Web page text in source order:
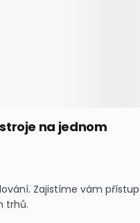
na jednom
Zajistíme vám přístup
trhů.